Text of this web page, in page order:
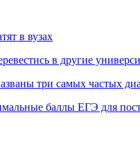
в вузах
в другие
три самых частых
баллы ЕГЭ для